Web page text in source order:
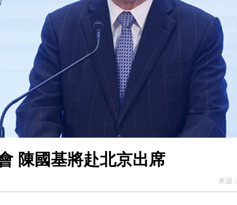
陳國基將赴北京出席
來源：